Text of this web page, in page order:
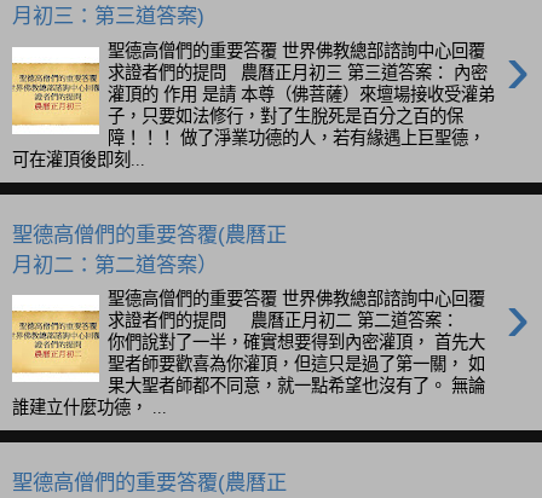
月初三：第三道答案)
›
聖德高僧們的重要答覆 世界佛教總部諮詢中心回覆
求證者們的提問 農曆正月初三 第三道答案： 內密
灌頂的 作用 是請 本尊（佛菩薩）來壇場接收受灌弟
子，只要如法修行，對了生脫死是百分之百的保
障！！！ 做了淨業功德的人，若有緣遇上巨聖德，
可在灌頂後即刻...
聖德高僧們的重要答覆(農曆正
月初二：第二道答案）
›
聖德高僧們的重要答覆 世界佛教總部諮詢中心回覆
求證者們的提問 農曆正月初二 第二道答案：
你們說對了一半，確實想要得到內密灌頂， 首先大
聖者師要歡喜為你灌頂，但這只是過了第一關， 如
果大聖者師都不同意，就一點希望也沒有了。 無論
誰建立什麼功德， ...
聖德高僧們的重要答覆(農曆正